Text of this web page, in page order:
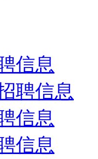
信息
聘信息
信息
信息